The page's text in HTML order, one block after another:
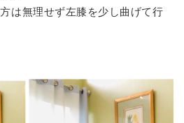
は無理せず左膝を少し曲げて行